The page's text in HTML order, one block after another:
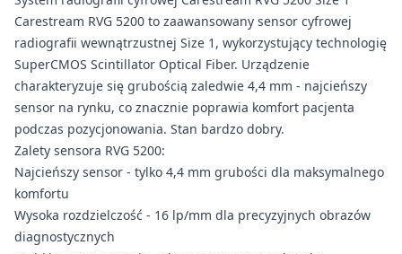
Carestream RVG 5200 to zaawansowany sensor cyfrowej
radiografii wewnątrzustnej Size 1, wykorzystujący technologię
SuperCMOS Scintillator Optical Fiber. Urządzenie
charakteryzuje się grubością zaledwie 4,4 mm - najcieńszy
sensor na rynku, co znacznie poprawia komfort pacjenta
podczas pozycjonowania. Stan bardzo dobry.
Zalety sensora RVG 5200:
Najcieńszy sensor - tylko 4,4 mm grubości dla maksymalnego
komfortu
Wysoka rozdzielczość - 16 lp/mm dla precyzyjnych obrazów
diagnostycznych